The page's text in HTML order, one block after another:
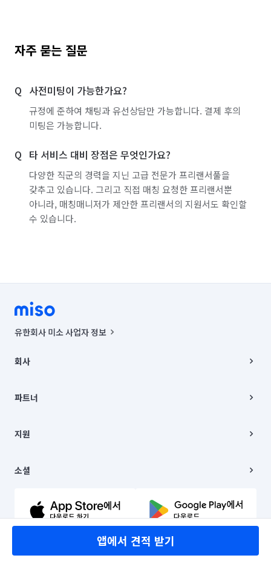
자주 묻는 질문
사전미팅이 가능한가요?
규정에 준하여 채팅과 유선상담만 가능합니다. 결제 후의
미팅은 가능합니다.
타 서비스 대비 장점은 무엇인가요?
다양한 직군의 경력을 지닌 고급 전문가 프리랜서풀을
갖추고 있습니다. 그리고 직접 매칭 요청한 프리랜서뿐
아니라, 매칭매니저가 제안한 프리랜서의 지원서도 확인할
수 있습니다.
앱에서 견적 받기
유한회사 미소 사업자 정보
00019 |
주소 | 본사: 서울특별시 종로구 율곡로 6(중학동, 트윈트리빌딩) B동 5층
컨택센터 : 서울특별시 종로구 수송동 율곡로 24, 7층, 8층 미소
상품, 상품정보, 거래에 관한 의무와 책임은 거래당사자에게 있습니다.
언론 보도 관련 문의:
© 유한회사 미소. Miso, Inc. All Rights Reserved.
회사
채용
파트너
이사
지원
이용약관
문의하기
소셜
유튜브